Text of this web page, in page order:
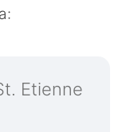
Etienne